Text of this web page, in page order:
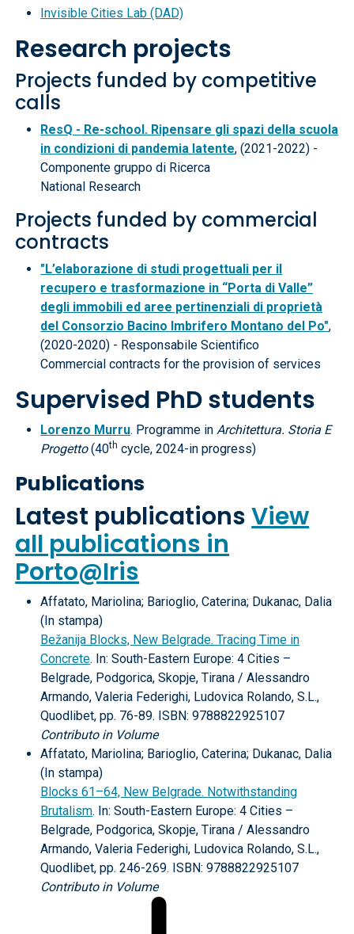
Invisible Cities Lab (DAD)
Research projects
Projects funded by competitive
calls
ResQ - Re-school. Ripensare gli spazi della scuola
in condizioni di pandemia latente, (2021-2022) -
Componente gruppo di Ricerca
National Research
Projects funded by commercial
contracts
"L’elaborazione di studi progettuali per il
recupero e trasformazione in “Porta di Valle”
degli immobili ed aree pertinenziali di proprietà
del Consorzio Bacino Imbrifero Montano del Po",
(2020-2020) - Responsabile Scientifico
Commercial contracts for the provision of services
Supervised PhD students
Lorenzo Murru. Programme inArchitettura. Storia E
Progetto(40th cycle, 2024-in progress)
Publications
Latest publicationsView
all publications in
Porto@Iris
Affatato, Mariolina; Barioglio, Caterina; Dukanac, Dalia
(In stampa)
Bežanija Blocks, New Belgrade. Tracing Time in
Concrete. In: South-Eastern Europe: 4 Cities –
Belgrade, Podgorica, Skopje, Tirana / Alessandro
Armando, Valeria Federighi, Ludovica Rolando, S.L.,
Quodlibet, pp. 76-89. ISBN: 9788822925107
Contributo in Volume
Affatato, Mariolina; Barioglio, Caterina; Dukanac, Dalia
(In stampa)
Blocks 61–64, New Belgrade. Notwithstanding
Brutalism. In: South-Eastern Europe: 4 Cities –
Belgrade, Podgorica, Skopje, Tirana / Alessandro
Armando, Valeria Federighi, Ludovica Rolando, S.L.,
Quodlibet, pp. 246-269. ISBN: 9788822925107
Contributo in Volume